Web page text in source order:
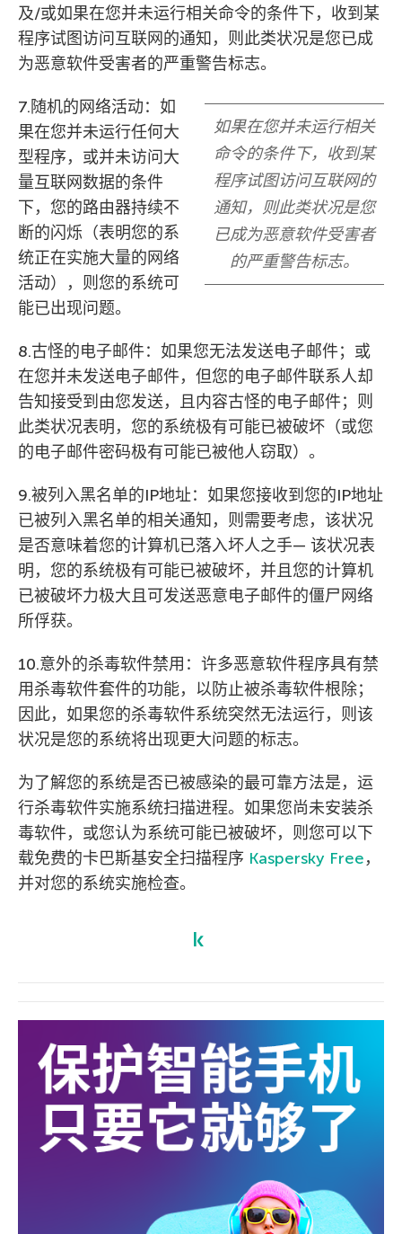
及/或如果在您并未运行相关命令的条件下，收到某
程序试图访问互联网的通知，则此类状况是您已成
为恶意软件受害者的严重警告标志。
如果在您并未运行相关
命令的条件下，收到某
程序试图访问互联网的
通知，则此类状况是您
已成为恶意软件受害者
的严重警告标志。
7.随机的网络活动：如
果在您并未运行任何大
型程序，或并未访问大
量互联网数据的条件
下，您的路由器持续不
断的闪烁（表明您的系
统正在实施大量的网络
活动），则您的系统可
能已出现问题。
8.古怪的电子邮件：如果您无法发送电子邮件；或
在您并未发送电子邮件，但您的电子邮件联系人却
告知接受到由您发送，且内容古怪的电子邮件；则
此类状况表明，您的系统极有可能已被破坏（或您
的电子邮件密码极有可能已被他人窃取）。
9.被列入黑名单的IP地址：如果您接收到您的IP地址
已被列入黑名单的相关通知，则需要考虑，该状况
是否意味着您的计算机已落入坏人之手— 该状况表
明，您的系统极有可能已被破坏，并且您的计算机
已被破坏力极大且可发送恶意电子邮件的僵尸网络
所俘获。
10.意外的杀毒软件禁用：许多恶意软件程序具有禁
用杀毒软件套件的功能，以防止被杀毒软件根除；
因此，如果您的杀毒软件系统突然无法运行，则该
状况是您的系统将出现更大问题的标志。
为了解您的系统是否已被感染的最可靠方法是，运
行杀毒软件实施系统扫描进程。如果您尚未安装杀
毒软件，或您认为系统可能已被破坏，则您可以下
载免费的卡巴斯基安全扫描程序 Kaspersky Free，
并对您的系统实施检查。